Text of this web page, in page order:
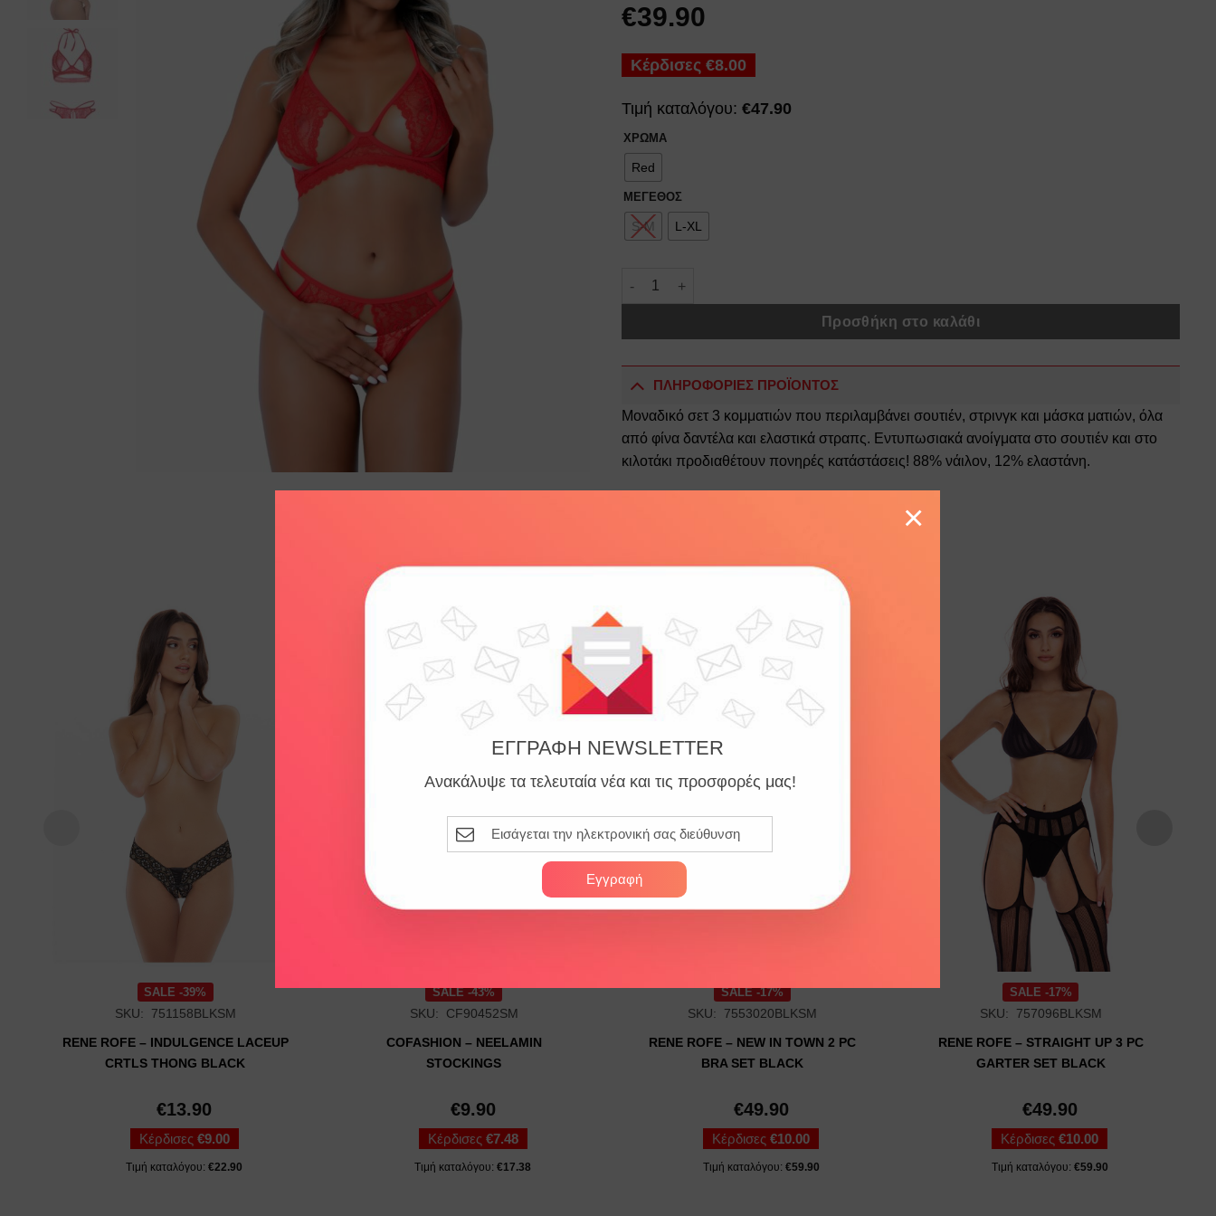
€39.90
Κέρδισες €8.00
Τιμή καταλόγου: €47.90
ΧΡΩΜΑ
Red
ΜΕΓΕΘΟΣ
S-M L-XL
DARING INTIMATES – 3PC BRA PANTY AND BLINDFOLD RED ποσότητα
Προσθήκη στο καλάθι
ΠΛΗΡΟΦΟΡΙΕΣ ΠΡΟΪΟΝΤΟΣ
Μοναδικό σετ 3 κομματιών που περιλαμβάνει σουτιέν, στρινγκ και μάσκα ματιών, όλα
από φίνα δαντέλα και ελαστικά στραπς. Εντυπωσιακά ανοίγματα στο σουτιέν και στο
κιλοτάκι προδιαθέτουν πονηρές κατάστάσεις! 88% νάιλον, 12% ελαστάνη.
Σχετικά προϊόντα
SALE -39%
SKU: 751158BLKSM
RENE ROFE – INDULGENCE LACEUP
CRTLS THONG BLACK
€13.90
Κέρδισες €9.00
Τιμή καταλόγου:€22.90
Add to
wishlist
SALE -43%
SKU: CF90452SM
COFASHION – NEELAMIN
STOCKINGS
€9.90
Κέρδισες €7.48
Τιμή καταλόγου:€17.38
SALE -17%
SKU: 7553020BLKSM
RENE ROFE – NEW IN TOWN 2 PC
BRA SET BLACK
€49.90
Κέρδισες€10.00
Τιμή καταλόγου: €59.90
SALE -17%
SKU: 757096BLKSM
RENE ROFE – STRAIGHT UP 3 PC
GARTER SET BLACK
€49.90
Κέρδισες€10.00
Τιμή καταλόγου: €59.90
ΕΓΓΡΑΦΗ NEWSLETTER
Ανακάλυψε τα τελευταία νέα και τις προσφορές μας!
Εγγραφή
×